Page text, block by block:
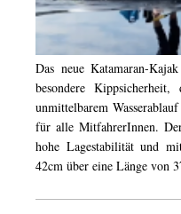
Das neue Katamaran-Kajak
besondere
unmittelbarem
für alle MitfahrerInnen.
hohe Lagestabilität und
42cm über eine Länge von